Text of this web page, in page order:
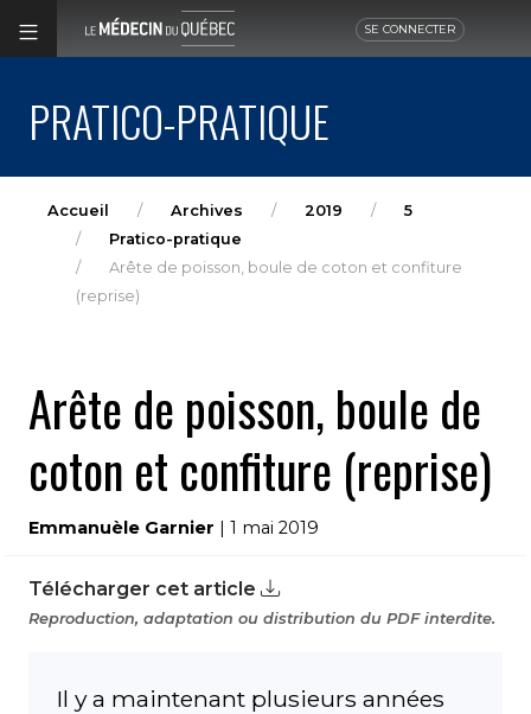
SE CONNECTER
PRATICO-PRATIQUE
Accueil Archives 2019
5
Pratico-pratique
Arête de poisson, boule de coton et confiture
(reprise)
Arête de poisson, boule de
coton et confiture (reprise)
Emmanuèle Garnier | 1 mai 2019
Télécharger cet article
Reproduction, adaptation ou distribution du PDF interdite.
Il y a maintenant plusieurs années